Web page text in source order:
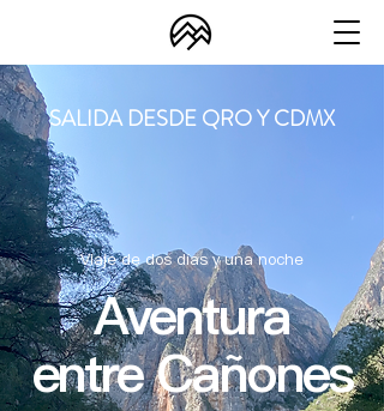
SALIDA DESDE QRO Y CDMX
Viaje de dos días y una noche
Aventura
entre Cañones